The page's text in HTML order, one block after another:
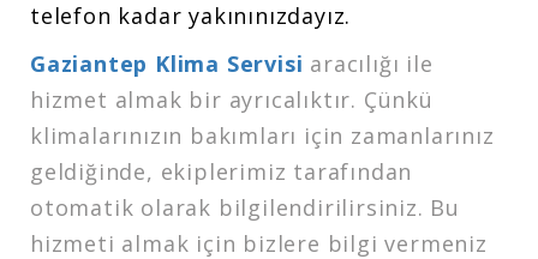
telefon kadar yakınınızdayız.
Gaziantep Klima Servisi aracılığı ile
hizmet almak bir ayrıcalıktır. Çünkü
klimalarınızın bakımları için zamanlarınız
geldiğinde, ekiplerimiz tarafından
otomatik olarak bilgilendirilirsiniz. Bu
hizmeti almak için bizlere bilgi vermeniz